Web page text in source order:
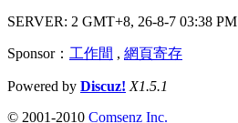
SERVER: 2 GMT+8, 26-8-7 03:38 PM
Sponsor： 工作間 , 網頁寄存
Powered by Discuz! X1.5.1
© 2001-2010 Comsenz Inc.